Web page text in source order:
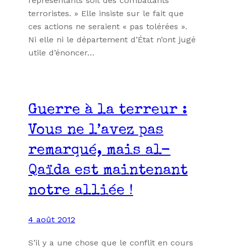
terroristes. » Elle insiste sur le fait que
ces actions ne seraient « pas tolérées ».
Ni elle ni le département d’État n’ont jugé
utile d’énoncer…
Guerre à la terreur :
Vous ne l’avez pas
remarqué, mais al-
Qaïda est maintenant
notre alliée !
4 août 2012
S’il y a une chose que le conflit en cours